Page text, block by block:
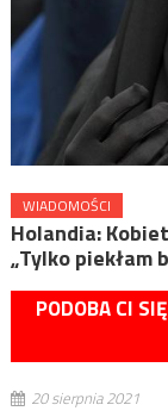
WIADOMOŚCI
Holandia:
„Tylko piekłam
PODOBA CI
20 sierpnia 2021